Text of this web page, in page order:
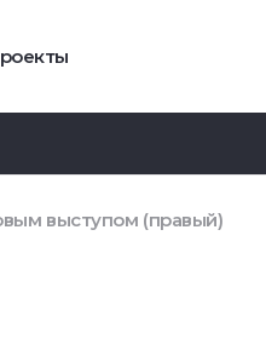
выступом (правый)